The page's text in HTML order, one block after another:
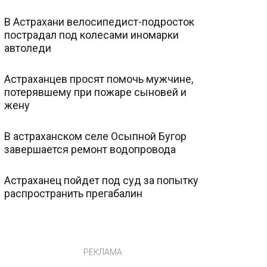
В Астрахани велосипедист-подросток
пострадал под колесами иномарки
автоледи
Астраханцев просят помочь мужчине,
потерявшему при пожаре сыновей и
жену
В астраханском селе Осыпной Бугор
завершается ремонт водопровода
Астраханец пойдет под суд за попытку
распространить прегабалин
РЕКЛАМА